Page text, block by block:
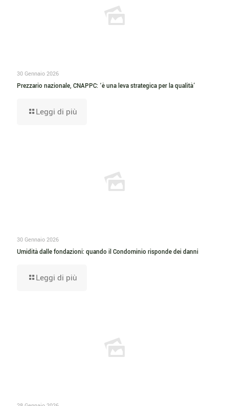
30 Gennaio 2026
Prezzario nazionale, CNAPPC: ‘è una leva strategica per la qualità’
Leggi di più
30 Gennaio 2026
Umidità dalle fondazioni: quando il Condominio risponde dei danni
Leggi di più